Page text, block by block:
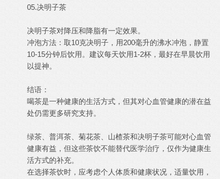
05.决明子茶
决明子茶对降压和降脂有一定效果。
冲泡方法：取10克决明子，用200毫升的沸水冲泡，静置
10-15分钟后饮用。建议每天饮用1-2杯，最好在早晨饮用
以提神。
结语：
喝茶是一种健康的生活方式，但其对心血管健康的潜在益
处仍需更多研究支持。
绿茶、普洱茶、菊花茶、山楂茶和决明子茶可能对心血管
健康有益，但这些茶饮不能替代医学治疗，仅作为健康生
活方式的补充。
在选择茶饮时，应考虑个人体质和健康状况，适量饮用，